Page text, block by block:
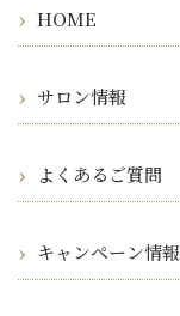
HOME
サロン情報
よくあるご質問
キャンペーン情報